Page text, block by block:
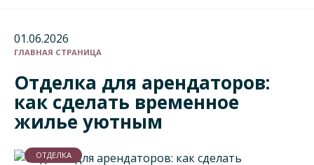
01.06.2026
ГЛАВНАЯ СТРАНИЦА
Отделка для арендаторов:
как сделать временное
жилье уютным
ОТДЕЛКА